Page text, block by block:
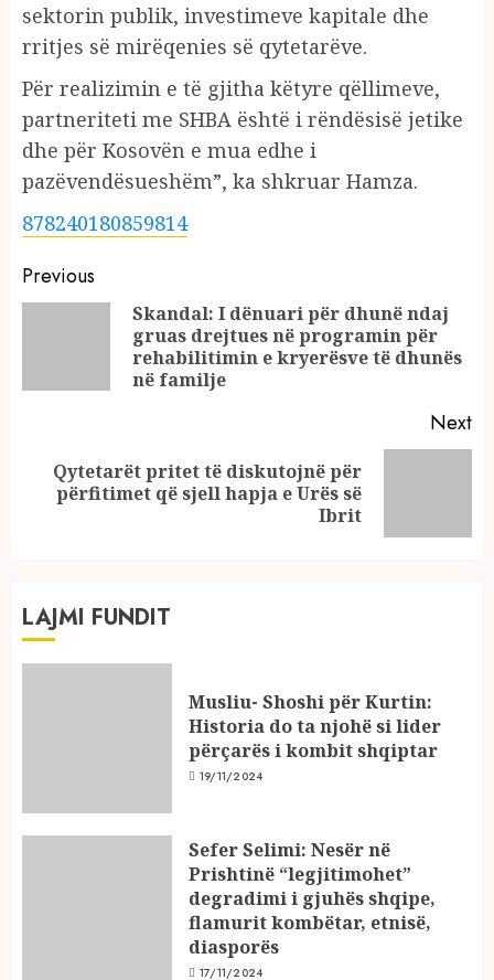
sektorin publik, investimeve kapitale dhe
rritjes së mirëqenies së qytetarëve.
Për realizimin e të gjitha këtyre qëllimeve,
partneriteti me SHBA është i rëndësisë jetike
dhe për Kosovën e mua edhe i
pazëvendësueshëm”, ka shkruar Hamza.
878240180859814
Continue
Reading
Previous
Skandal: I dënuari për dhunë ndaj
gruas drejtues në programin për
rehabilitimin e kryerësve të dhunës
në familje
Next
Next
Qytetarët pritet të diskutojnë për
përfitimet që sjell hapja e Urës së
Ibrit
LAJMI FUNDIT
Musliu- Shoshi për Kurtin:
Historia do ta njohë si lider
përçarës i kombit shqiptar
19/11/2024
Sefer Selimi: Nesër në
Prishtinë “legjitimohet”
degradimi i gjuhës shqipe,
flamurit kombëtar, etnisë,
diasporës
17/11/2024